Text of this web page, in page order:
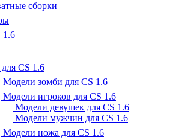
сборки
1.6
CS 1.6
Модели зомби для CS 1.6
Модели игроков для CS 1.6
Модели девушек для CS 1.6
Модели мужчин для CS 1.6
Модели ножа для CS 1.6